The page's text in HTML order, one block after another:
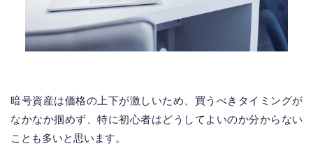
暗号資産は価格の上下が激しいため、買うべきタイミングが
なかなか掴めず、特に初心者はどうしてよいのか分からない
ことも多いと思います。